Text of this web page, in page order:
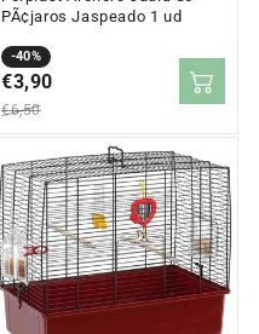
PÃ¢jaros Jaspeado 1 ud
-40%
Prix
en
solde
€3,90
Prix
régulier
€6,50